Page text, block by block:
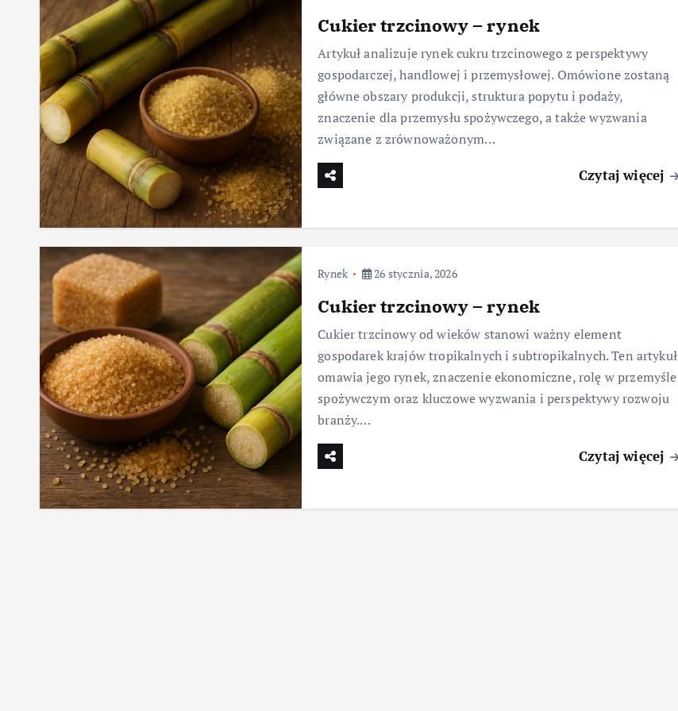
Cukier trzcinowy – rynek
Artykuł analizuje rynek cukru trzcinowego z perspektywy
gospodarczej, handlowej i przemysłowej. Omówione zostaną
główne obszary produkcji, struktura popytu i podaży,
znaczenie dla przemysłu spożywczego, a także wyzwania
związane z zrównoważonym…
Czytaj więcej
Rynek 26 stycznia, 2026
Cukier trzcinowy – rynek
Cukier trzcinowy od wieków stanowi ważny element
gospodarek krajów tropikalnych i subtropikalnych. Ten artykuł
omawia jego rynek, znaczenie ekonomiczne, rolę w przemyśle
spożywczym oraz kluczowe wyzwania i perspektywy rozwoju
branży.…
Czytaj więcej